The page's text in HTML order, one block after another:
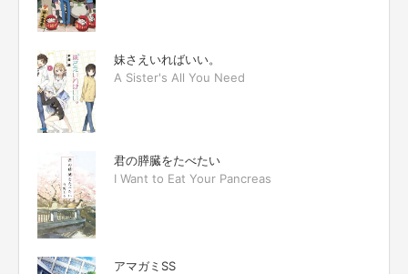
妹さえいればいい。
A Sister's All You Need
君の膵臓をたべたい
I Want to Eat Your Pancreas
アマガミSS